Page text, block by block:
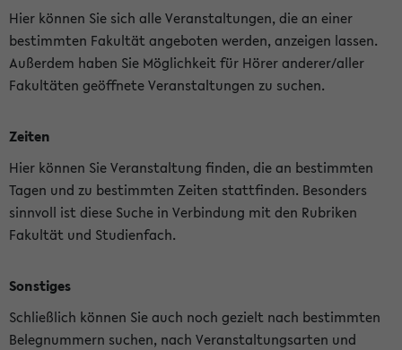
Hier können Sie sich alle Veranstaltungen, die an einer
bestimmten Fakultät angeboten werden, anzeigen lassen.
Außerdem haben Sie Möglichkeit für Hörer anderer/aller
Fakultäten geöffnete Veranstaltungen zu suchen.
Zeiten
Hier können Sie Veranstaltung finden, die an bestimmten
Tagen und zu bestimmten Zeiten stattfinden. Besonders
sinnvoll ist diese Suche in Verbindung mit den Rubriken
Fakultät und Studienfach.
Sonstiges
Schließlich können Sie auch noch gezielt nach bestimmten
Belegnummern suchen, nach Veranstaltungsarten und